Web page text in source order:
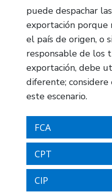
puede despachar
exportación porque
el país de origen, o
responsable de los
exportación, debe
diferente; considere
este escenario.
FCA
CPT
CIP